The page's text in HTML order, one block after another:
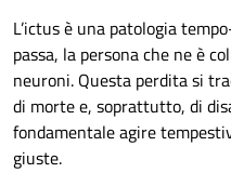
L’ictus è una patologia
passa, la persona che ne è
neuroni. Questa perdita si
di morte e, soprattutto, di
fondamentale agire
giuste.